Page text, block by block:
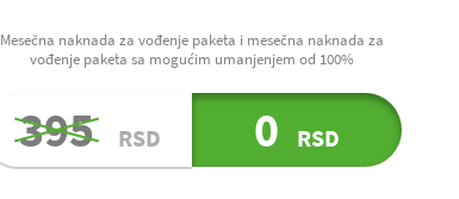
Mesečna naknada za vođenje paketa i mesečna naknada za
vođenje paketa sa mogućim umanjenjem od 100%
395 RSD 0 RSD